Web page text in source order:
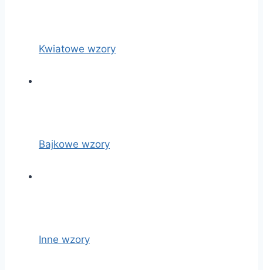
Kwiatowe wzory
Bajkowe wzory
Inne wzory